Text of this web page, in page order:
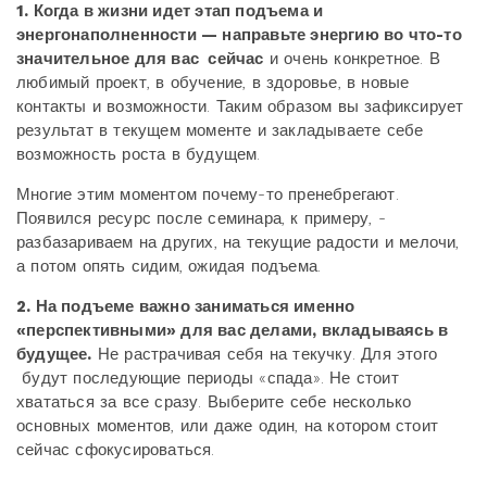
1. Когда в жизни идет этап подъема и
энергонаполненности — направьте энергию во что-то
значительное для вас сейчас и очень конкретное. В
любимый проект, в обучение, в здоровье, в новые
контакты и возможности. Таким образом вы зафиксирует
результат в текущем моменте и закладываете себе
возможность роста в будущем.
Многие этим моментом почему-то пренебрегают.
Появился ресурс после семинара, к примеру, -
разбазариваем на других, на текущие радости и мелочи,
а потом опять сидим, ожидая подъема.
2. На подъеме важно заниматься именно
«перспективными» для вас делами, вкладываясь в
будущее. Не растрачивая себя на текучку. Для этого
будут последующие периоды «спада». Не стоит
хвататься за все сразу. Выберите себе несколько
основных моментов, или даже один, на котором стоит
сейчас сфокусироваться.